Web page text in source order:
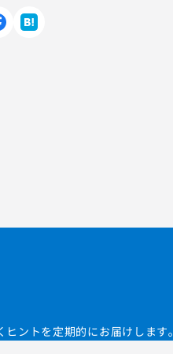
ントを定期的にお届けします。